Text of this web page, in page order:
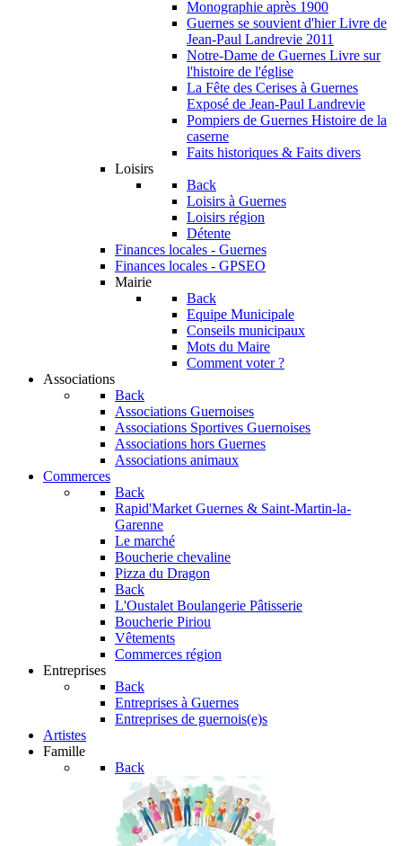
Monographie après 1900
Guernes se souvient d'hier Livre de
Jean-Paul Landrevie 2011
Notre-Dame de Guernes Livre sur
l'histoire de l'église
La Fête des Cerises à Guernes
Exposé de Jean-Paul Landrevie
Pompiers de Guernes Histoire de la
caserne
Faits historiques & Faits divers
Loisirs
Back
Loisirs à Guernes
Loisirs région
Détente
Finances locales - Guernes
Finances locales - GPSEO
Mairie
Back
Equipe Municipale
Conseils municipaux
Mots du Maire
Comment voter ?
Associations
Back
Associations Guernoises
Associations Sportives Guernoises
Associations hors Guernes
Associations animaux
Commerces
Back
Rapid'Market Guernes & Saint-Martin-la-
Garenne
Le marché
Boucherie chevaline
Pizza du Dragon
Back
L'Oustalet Boulangerie Pâtisserie
Boucherie Piriou
Vêtements
Commerces région
Entreprises
Back
Entreprises à Guernes
Entreprises de guernois(e)s
Artistes
Famille
Back